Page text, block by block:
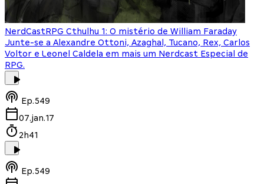
NerdCastRPG Cthulhu 1: O mistério de William Faraday
Junte-se a Alexandre Ottoni, Azaghal, Tucano, Rex, Carlos
Voltor e Leonel Caldela em mais um Nerdcast Especial de
RPG.
Ep.549
07.jan.17
2h41
Ep.549